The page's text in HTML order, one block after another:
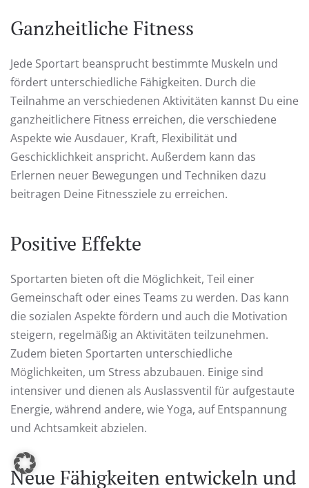
Ganzheitliche Fitness
Jede Sportart beansprucht bestimmte Muskeln und
fördert unterschiedliche Fähigkeiten. Durch die
Teilnahme an verschiedenen Aktivitäten kannst Du eine
ganzheitlichere Fitness erreichen, die verschiedene
Aspekte wie Ausdauer, Kraft, Flexibilität und
Geschicklichkeit anspricht. Außerdem kann das
Erlernen neuer Bewegungen und Techniken dazu
beitragen Deine Fitnessziele zu erreichen.
Positive Effekte
Sportarten bieten oft die Möglichkeit, Teil einer
Gemeinschaft oder eines Teams zu werden. Das kann
die sozialen Aspekte fördern und auch die Motivation
steigern, regelmäßig an Aktivitäten teilzunehmen.
Zudem bieten Sportarten unterschiedliche
Möglichkeiten, um Stress abzubauen. Einige sind
intensiver und dienen als Auslassventil für aufgestaute
Energie, während andere, wie Yoga, auf Entspannung
und Achtsamkeit abzielen.
Neue Fähigkeiten entwickeln und